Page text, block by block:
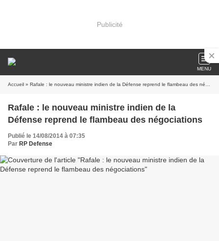
Publicité
MENU
Accueil » Rafale : le nouveau ministre indien de la Défense reprend le flambeau des négociations
Rafale : le nouveau ministre indien de la
Défense reprend le flambeau des négociations
Publié le 14/08/2014 à 07:35
Par RP Defense